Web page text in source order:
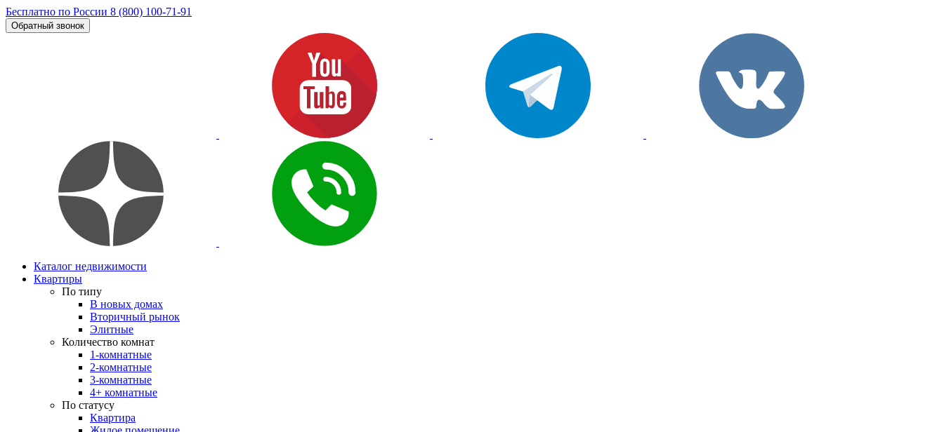
Бесплатно по России 8 (800) 100-71-91
Обратный звонок
Каталог недвижимости
Квартиры
По типу
В новых домах
Вторичный рынок
Элитные
Количество комнат
1-комнатные
2-комнатные
3-комнатные
4+ комнатные
По статусу
Квартира